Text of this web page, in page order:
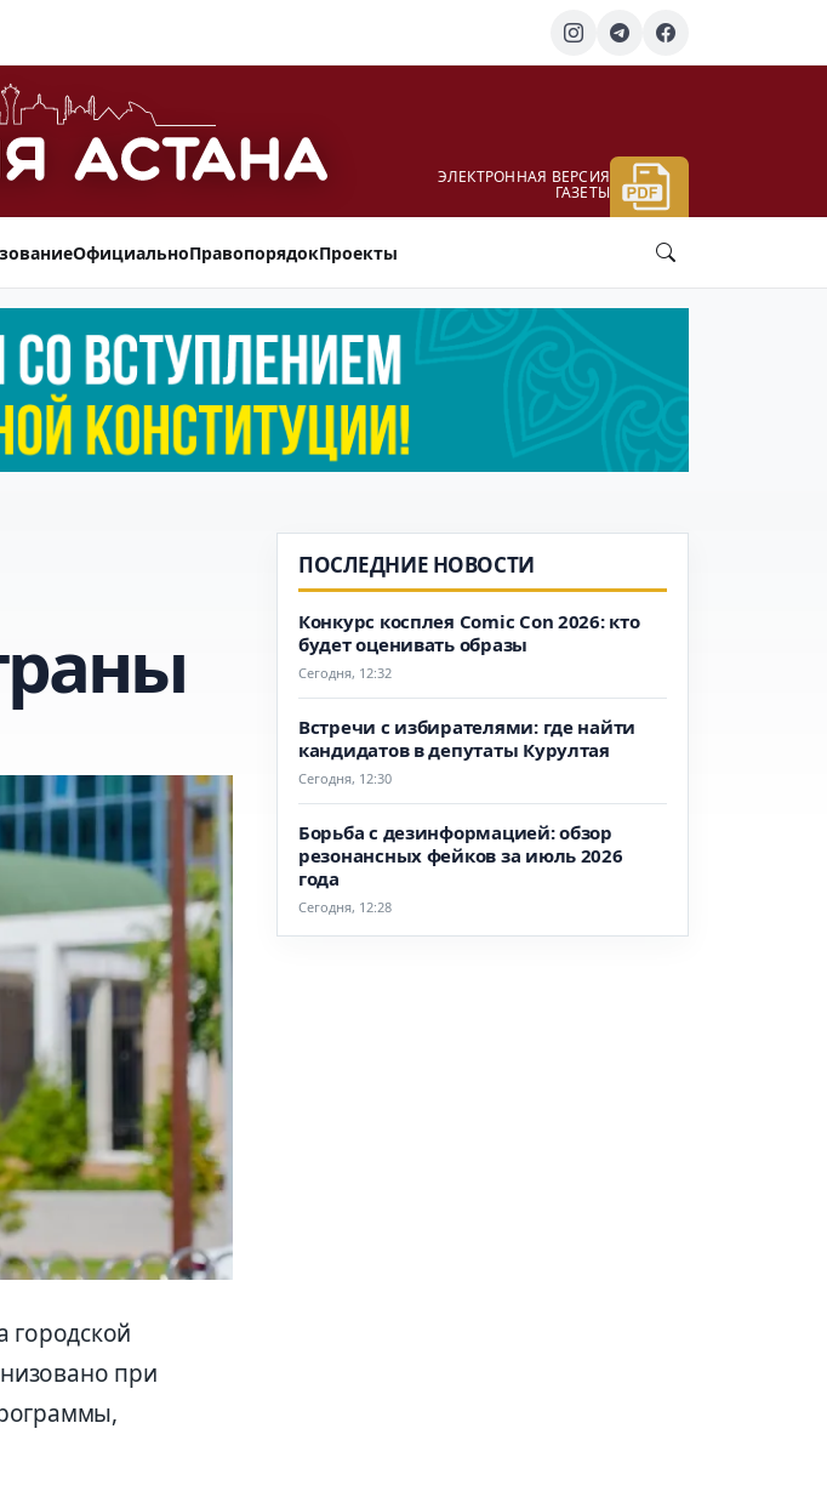
ЭЛЕКТРОННАЯ ВЕРСИЯ
ГАЗЕТЫ
ОфициальноПравопорядокПроекты
городской
при
ПОСЛЕДНИЕ НОВОСТИ
Конкурс косплея Comic Con 2026: кто
будет оценивать образы
Сегодня, 12:32
Встречи с избирателями: где найти
кандидатов в депутаты Курултая
Сегодня, 12:30
Борьба с дезинформацией: обзор
резонансных фейков за июль 2026
года
Сегодня, 12:28